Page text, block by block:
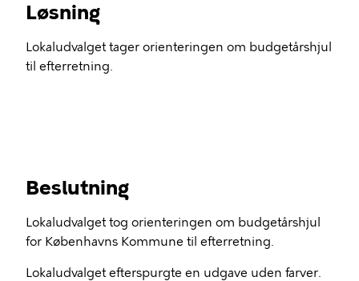
Løsning
Lokaludvalget tager orienteringen om budgetårshjul
til efterretning.
Beslutning
Lokaludvalget tog orienteringen om budgetårshjul
for Københavns Kommune til efterretning.
Lokaludvalget efterspurgte en udgave uden farver.